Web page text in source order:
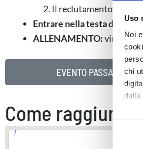
Uso
Noi e
chi
dalla
Con
S
Il reclutamento da
Entrare nella testa dei tuoi
ALLENAMENTO:vincere
EVENTO PASSATO
Come